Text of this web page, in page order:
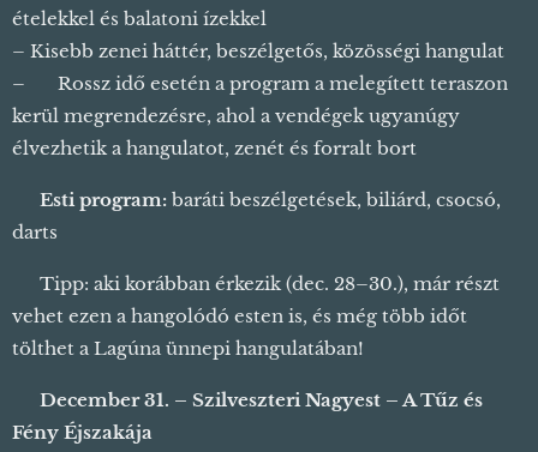
ételekkel és balatoni ízekkel 🍲
– Kisebb zenei háttér, beszélgetős, közösségi hangulat
– 🌧️ Rossz idő esetén a program a melegített teraszon
kerül megrendezésre, ahol a vendégek ugyanúgy
élvezhetik a hangulatot, zenét és forralt bort 🍷
Esti program: baráti beszélgetések, biliárd, csocsó,
darts
💡 Tipp: aki korábban érkezik (dec. 28–30.), már részt
vehet ezen a hangolódó esten is, és még több időt
tölthet a Lagúna ünnepi hangulatában! ✨
December 31. – Szilveszteri Nagyest – A Tűz és
Fény Éjszakája